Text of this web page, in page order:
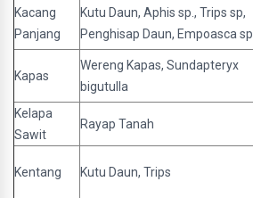
Kacang
Panjang
Kutu Daun, Aphis sp., Trips sp,
Penghisap Daun, Empoasca sp
Kapas
Wereng Kapas, Sundapteryx
bigutulla
Kelapa
Sawit
Rayap Tanah
Kentang Kutu Daun, Trips